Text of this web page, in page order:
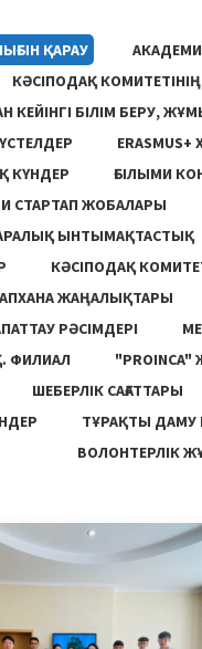
ҚАРАУ
КӘСІПОДАҚ
КЕЙІНГІ БІЛІМ БЕРУ,
КҮНДЕР
ҒЫЛЫМИ
СТАРТАП ЖОБАЛАРЫ
ЫНТЫМАҚТАСТЫҚ
КӘСІПОДАҚ
ЖАҢАЛЫҚТАРЫ
РӘСІМДЕРІ
ФИЛИАЛ
ШЕБЕРЛІК САҒАТТАРЫ
ТҰРАҚТЫ ДАМУ
ВОЛОНТЕРЛІК